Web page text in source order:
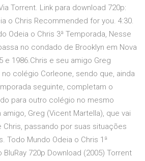
Torrent. Link para download 720p:
o Chris Recommended for you. 4:30.
Odeia o Chris 3ª Temporada, Nesse
no condado de Brooklyn em Nova
e 1986.Chris e seu amigo Greg
colégio Corleone, sendo que, ainda
seguinte, completam o
para outro colégio no mesmo
Greg (Vicent Martella), que vai
passando por suas situações
Todo Mundo Odeia o Chris 1ª
720p Download (2005) Torrent